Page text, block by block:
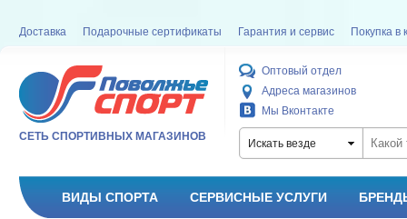
Доставка Подарочные сертификаты Гарантия и сервис Покупка в
СЕТЬ СПОРТИВНЫХ МАГАЗИНОВ
Оптовый отдел
Адреса магазинов
Мы Вконтакте
Искать везде
ВИДЫ СПОРТА СЕРВИСНЫЕ УСЛУГИ